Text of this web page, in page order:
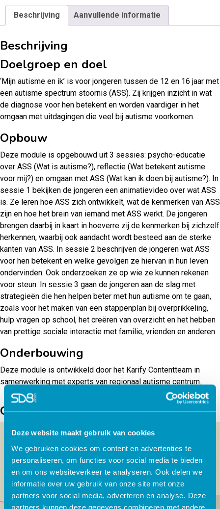
Deze website maakt gebruik van cookies
We gebruiken cookies om content en advertenties te
personaliseren, om functies voor social media te bieden
en om ons websiteverkeer te analyseren. Ook delen we
informatie over uw gebruik van onze site met onze
partners voor social media, adverteren en analyse. Deze
partners kunnen deze gegevens combineren met andere
Beschrijving Aanvullende informatie
Beschrijving
Doelgroep en doel
‘Mijn autisme en ik’ is voor jongeren tussen de 12 en 16 jaar met
een autisme spectrum stoornis (ASS). Zij krijgen inzicht in wat
de diagnose voor hen betekent en worden vaardiger in het
omgaan met uitdagingen die veel bij autisme voorkomen.
Opbouw
Deze module is opgebouwd uit 3 sessies: psycho-educatie
over ASS (Wat is autisme?), reflectie (Wat betekent autisme
voor mij?) en omgaan met ASS (Wat kan ik doen bij autisme?). In
sessie 1 bekijken de jongeren een animatievideo over wat ASS
is. Ze leren hoe ASS zich ontwikkelt, wat de kenmerken van ASS
zijn en hoe het brein van iemand met ASS werkt. De jongeren
brengen daarbij in kaart in hoeverre zij de kenmerken bij zichzelf
herkennen, waarbij ook aandacht wordt besteed aan de sterke
kanten van ASS. In sessie 2 beschrijven de jongeren wat ASS
voor hen betekent en welke gevolgen ze hiervan in hun leven
ondervinden. Ook onderzoeken ze op wie ze kunnen rekenen
voor steun. In sessie 3 gaan de jongeren aan de slag met
strategieën die hen helpen beter met hun autisme om te gaan,
zoals voor het maken van een stappenplan bij overprikkeling,
hulp vragen op school, het creëren van overzicht en het hebben
van prettige sociale interactie met familie, vrienden en anderen.
Onderbouwing
Deze module is ontwikkeld door het Karify Contentteam in
samenwerking met experts van regionaal autisme centrum.
Gerelateerde producten